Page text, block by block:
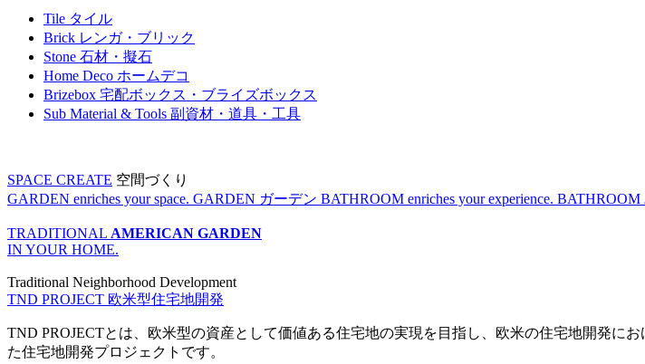
Tile タイル
Brick レンガ・ブリック
Stone 石材・擬石
Home Deco ホームデコ
Brizebox 宅配ボックス・ブライズボックス
Sub Material & Tools 副資材・道具・工具
SPACE CREATE 空間づくり
GARDEN enriches your space. GARDEN ガーデン BATHROOM enriches your experience. BATHROOM
TRADITIONAL AMERICAN GARDEN
IN YOUR HOME.
Traditional Neighborhood Development
TND PROJECT 欧米型住宅地開発
TND PROJECTとは、欧米型の資産として価値ある住宅地の実現を目指し、欧米の住宅地開発に
た住宅地開発プロジェクトです。